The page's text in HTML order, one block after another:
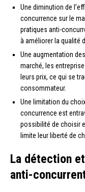
Une diminution de
concurrence sur le
pratiques anti-
à améliorer la qualité
Une augmentation
marché, les
leurs prix, ce qui se
consommateur.
Une limitation du
concurrence est
possibilité de choisir
limite leur liberté de
La détection
anti-